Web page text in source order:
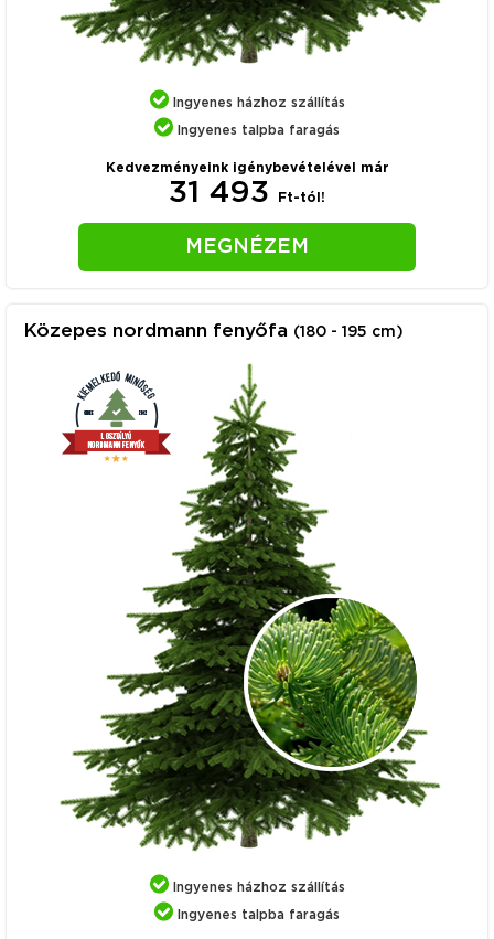
Ingyenes házhoz szállítás
Ingyenes talpba faragás
Kedvezményeink igénybevételével már
31 493 Ft-tól!
MEGNÉZEM
Közepes nordmann fenyőfa (180 - 195 cm)
Ingyenes házhoz szállítás
Ingyenes talpba faragás